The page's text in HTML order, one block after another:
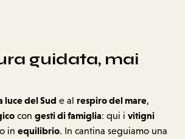
guidata, mai
luce del Sud e al respiro del mare,
congesti di famiglia: qui ivitigni
inequilibrio. In cantina seguiamo una